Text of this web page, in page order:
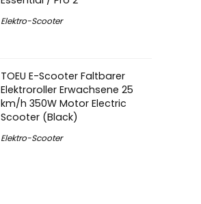
Elektro-Scooter
TOEU E-Scooter Faltbarer
Elektroroller Erwachsene 25
km/h 350W Motor Electric
Scooter (Black)
Elektro-Scooter